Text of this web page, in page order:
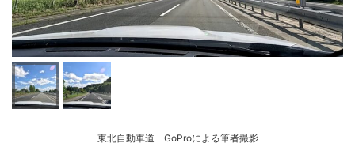
東北自動車道 GoProによる筆者撮影